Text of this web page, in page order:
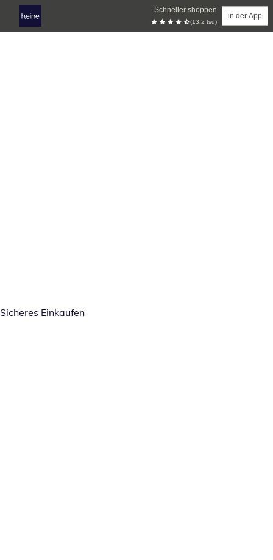
Schneller shoppen
(13.2 tsd)
in der App
Sicheres Einkaufen